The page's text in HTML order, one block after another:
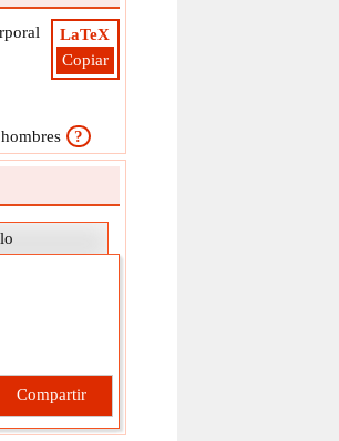
LaTeX
Copiar
?
Compartir